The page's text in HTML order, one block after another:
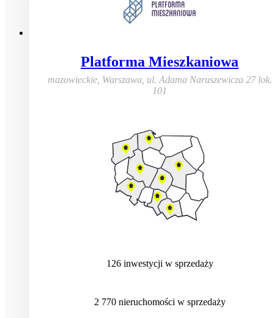
Platforma Mieszkaniowa
mazowieckie, Warszawa, ul. Adama Naruszewicza 27 lok.
101
126 inwestycji w sprzedaży
2 770 nieruchomości w sprzedaży